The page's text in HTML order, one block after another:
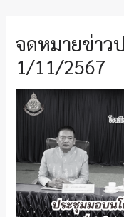
จดหมายข่าว
1/11/2567